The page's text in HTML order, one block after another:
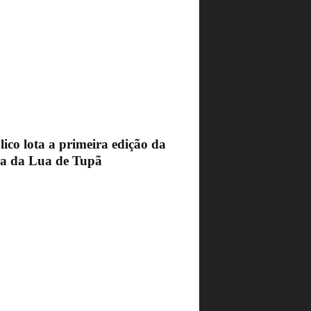
lota a primeira edição da
da Lua de Tupã